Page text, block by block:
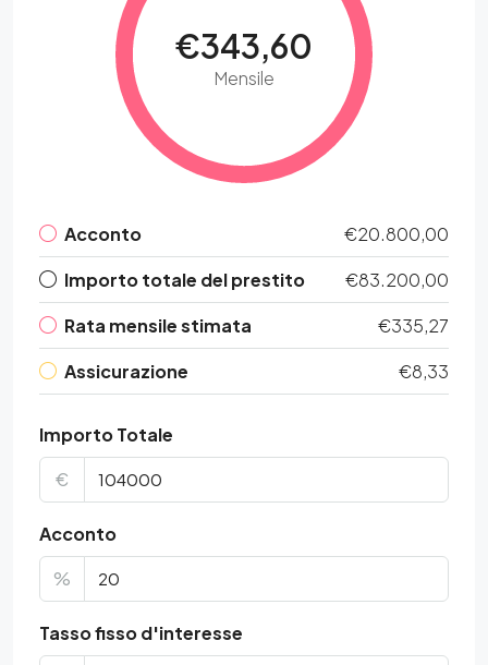
€343,60
Mensile
Acconto
€20.800,00
Importo totale del prestito
€83.200,00
Rata mensile stimata
€335,27
Assicurazione
€8,33
Importo Totale
€
Acconto
%
Tasso fisso d'interesse